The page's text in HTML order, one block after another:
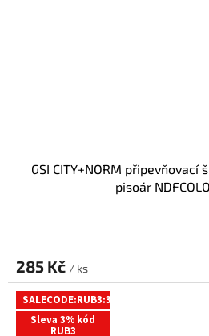
GSI CITY+NORM
pisoár
285 Kč / ks
SALECODE:RUB3:3:%
Sleva 3% kód
RUB3